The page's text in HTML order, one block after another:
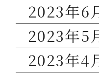
2023年6
2023年5
2023年4